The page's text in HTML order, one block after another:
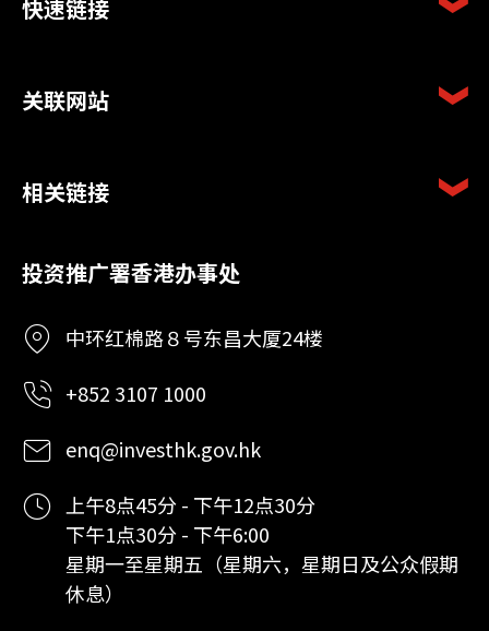
快速链接
关联网站
相关链接
投资推广署香港办事处
中环红棉路８号东昌大厦24楼
+852 3107 1000
enq@investhk.gov.hk
上午8点45分 - 下午12点30分
下午1点30分 - 下午6:00
星期一至星期五（星期六，星期日及公众假期
休息）